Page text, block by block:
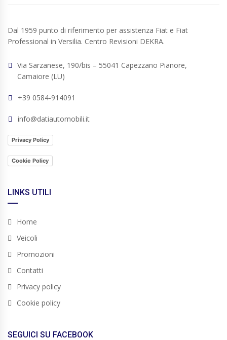
Dal 1959 punto di riferimento per assistenza Fiat e Fiat
Professional in Versilia. Centro Revisioni DEKRA.
Via Sarzanese, 190/bis – 55041 Capezzano Pianore,
Camaiore (LU)
+39 0584-914091
info@datiautomobili.it
Privacy Policy
Cookie Policy
LINKS UTILI
Home
Veicoli
Promozioni
Contatti
Privacy policy
Cookie policy
SEGUICI SU FACEBOOK